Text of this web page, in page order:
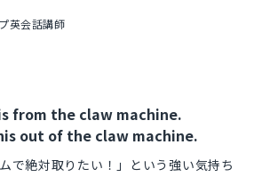
英会話講師
from the claw machine.
out of the claw machine.
で絶対取りたい！」という強い気持ち